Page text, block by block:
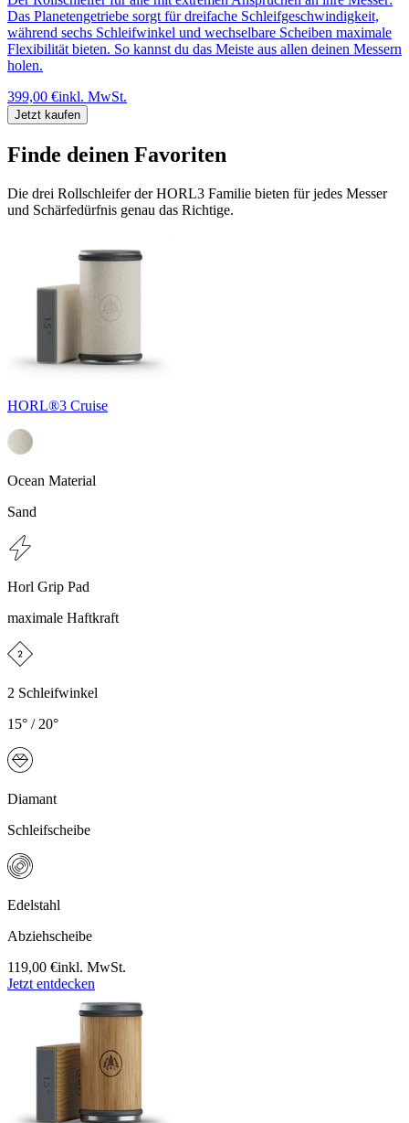
Das Planetengetriebe sorgt für dreifache Schleifgeschwindigkeit,
während sechs Schleifwinkel und wechselbare Scheiben maximale
Flexibilität bieten. So kannst du das Meiste aus allen deinen Messern
holen.
399,00 €inkl. MwSt.
Jetzt kaufen
Finde deinen Favoriten
Die drei Rollschleifer der HORL3 Familie bieten für jedes Messer
und Schärfedürfnis genau das Richtige.
HORL®3 Cruise
Ocean Material
Sand
Horl Grip Pad
maximale Haftkraft
2 Schleifwinkel
15° / 20°
Diamant
Schleifscheibe
Edelstahl
Abziehscheibe
119,00 €inkl. MwSt.
Jetzt entdecken